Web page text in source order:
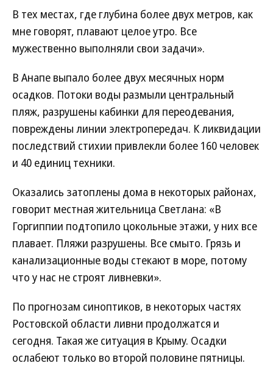
В тех местах, где глубина более двух метров, как
мне говорят, плавают целое утро. Все
мужественно выполняли свои задачи».
В Анапе выпало более двух месячных норм
осадков. Потоки воды размыли центральный
пляж, разрушены кабинки для переодевания,
повреждены линии электропередач. К ликвидации
последствий стихии привлекли более 160 человек
и 40 единиц техники.
Оказались затоплены дома в некоторых районах,
говорит местная жительница Светлана: «В
Горгиппии подтопило цокольные этажи, у них все
плавает. Пляжи разрушены. Все смыто. Грязь и
канализационные воды стекают в море, потому
что у нас не строят ливневки».
По прогнозам синоптиков, в некоторых частях
Ростовской области ливни продолжатся и
сегодня. Такая же ситуация в Крыму. Осадки
ослабеют только во второй половине пятницы.